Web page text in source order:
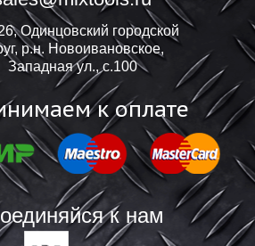
Одинцовский городской
р.н. Новоивановское,
Западная ул., с.100
к оплате
к нам